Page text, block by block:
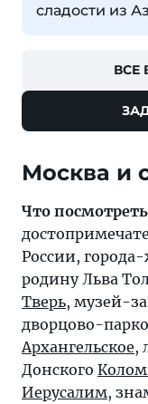
сладости из
ВСЕ
Москва и
Что
России,
родину Льва
Тверь, музей-
дворцово-
Архангельское,
Донского
Иерусалим,